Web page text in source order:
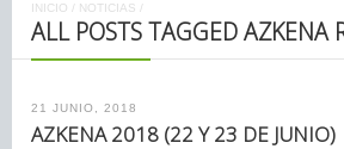
INICIO / NOTICIAS /
ALL POSTS TAGGED AZKENA
21 JUNIO, 2018
AZKENA 2018 (22 Y 23 DE JUNIO)